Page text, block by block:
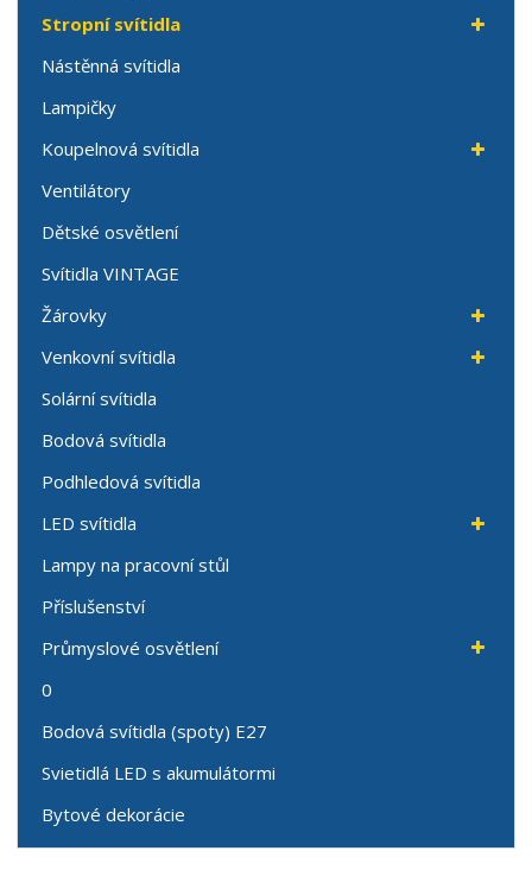
Stropní svítidla
Nástěnná svítidla
Lampičky
Koupelnová svítidla
Ventilátory
Dětské osvětlení
Svítidla VINTAGE
Žárovky
Venkovní svítidla
Solární svítidla
Bodová svítidla
Podhledová svítidla
LED svítidla
Lampy na pracovní stůl
Příslušenství
Průmyslové osvětlení
0
Bodová svítidla (spoty) E27
Svietidlá LED s akumulátormi
Bytové dekorácie